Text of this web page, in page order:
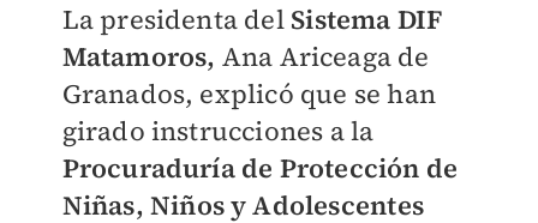
La presidenta delSistema DIF
Matamoros, Ana Ariceaga de
Granados, explicó que se han
girado instrucciones a la
Procuraduría de Protección de
Niñas, Niños y Adolescentes